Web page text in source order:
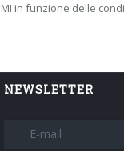
in funzione delle
NEWSLETTER